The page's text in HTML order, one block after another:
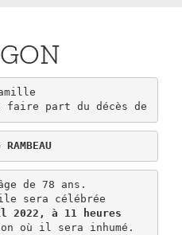
part du décès de
de 78 ans.
2022, à 11 heures
où il sera inhumé.